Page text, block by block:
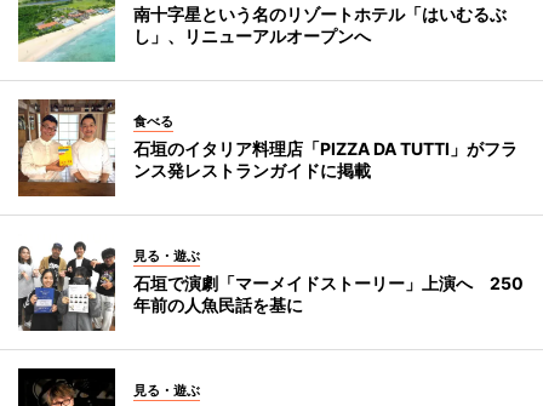
南十字星という名のリゾートホテル「はいむるぶ
し」、リニューアルオープンへ
食べる
石垣のイタリア料理店「PIZZA DA TUTTI」がフラ
ンス発レストランガイドに掲載
見る・遊ぶ
石垣で演劇「マーメイドストーリー」上演へ 250
年前の人魚民話を基に
見る・遊ぶ